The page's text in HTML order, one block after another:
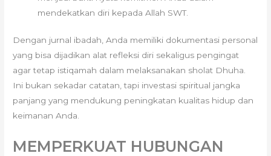
mendekatkan diri kepada Allah SWT.
Dengan jurnal ibadah, Anda memiliki dokumentasi personal
yang bisa dijadikan alat refleksi diri sekaligus pengingat
agar tetap istiqamah dalam melaksanakan sholat Dhuha.
Ini bukan sekadar catatan, tapi investasi spiritual jangka
panjang yang mendukung peningkatan kualitas hidup dan
keimanan Anda.
MEMPERKUAT HUBUNGAN